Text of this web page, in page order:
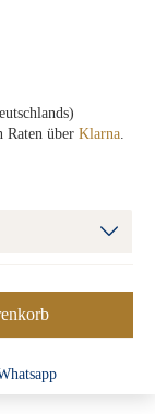
Raten über Klarna.